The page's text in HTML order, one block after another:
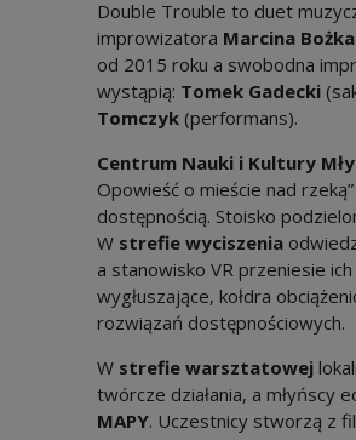
Double Trouble to duet
improwizatora Marcina Bożka
od 2015 roku a swobodna
wystąpią: Tomek Gadecki
Tomczyk(performans).
Centrum Nauki i Kultury
Opowieść o mieście nad
dostępnością. Stoisko
W strefie wyciszenia
a stanowisko VR przeniesie
wygłuszające, kołdra
rozwiązań dostępnościowych.
W strefie warsztatowej
twórcze działania, a młyńscy
MAPY. Uczestnicy stworzą z